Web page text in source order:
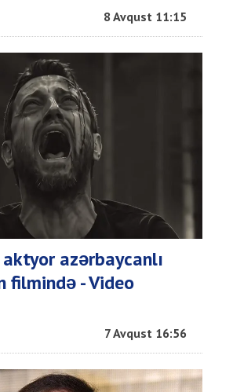
8 Avqust 11:15
azərbaycanlı
filmində - Video
7 Avqust 16:56